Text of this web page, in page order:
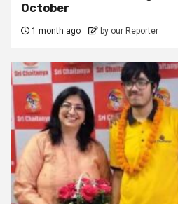
October
1 month ago by our Reporter